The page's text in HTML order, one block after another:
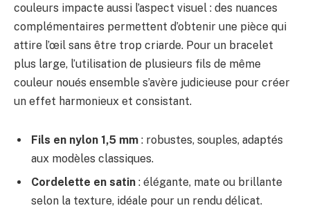
couleurs impacte aussi l’aspect visuel : des nuances
complémentaires permettent d’obtenir une pièce qui
attire l’œil sans être trop criarde. Pour un bracelet
plus large, l’utilisation de plusieurs fils de même
couleur noués ensemble s’avère judicieuse pour créer
un effet harmonieux et consistant.
Fils en nylon 1,5 mm : robustes, souples, adaptés
aux modèles classiques.
Cordelette en satin : élégante, mate ou brillante
selon la texture, idéale pour un rendu délicat.